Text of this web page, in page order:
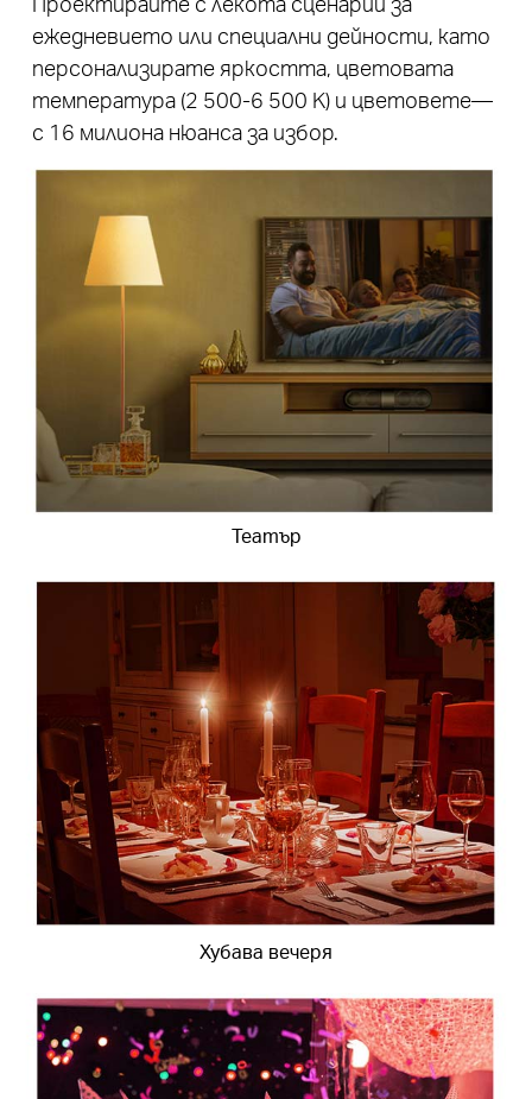
Театър
Хубава вечеря
ежедневието или специални дейности, като
персонализирате яркостта, цветовата
температура (2 500-6 500 K) и цветовете—
с 16 милиона нюанса за избор.